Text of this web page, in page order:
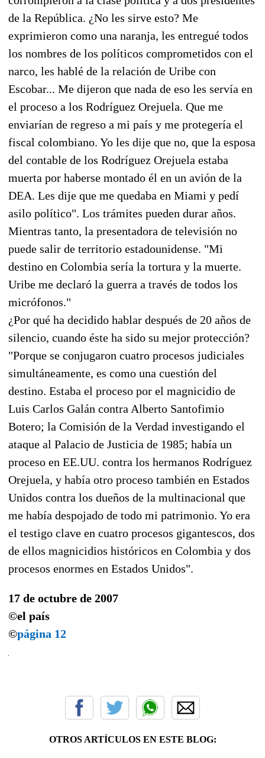
de la República. ¿No les sirve esto? Me
exprimieron como una naranja, les entregué todos
los nombres de los políticos comprometidos con el
narco, les hablé de la relación de Uribe con
Escobar... Me dijeron que nada de eso les servía en
el proceso a los Rodríguez Orejuela. Que me
enviarían de regreso a mi país y me protegería el
fiscal colombiano. Yo les dije que no, que la esposa
del contable de los Rodríguez Orejuela estaba
muerta por haberse montado él en un avión de la
DEA. Les dije que me quedaba en Miami y pedí
asilo político". Los trámites pueden durar años.
Mientras tanto, la presentadora de televisión no
puede salir de territorio estadounidense. "Mi
destino en Colombia sería la tortura y la muerte.
Uribe me declaró la guerra a través de todos los
micrófonos."
¿Por qué ha decidido hablar después de 20 años de
silencio, cuando éste ha sido su mejor protección?
"Porque se conjugaron cuatro procesos judiciales
simultáneamente, es como una cuestión del
destino. Estaba el proceso por el magnicidio de
Luis Carlos Galán contra Alberto Santofimio
Botero; la Comisión de la Verdad investigando el
ataque al Palacio de Justicia de 1985; había un
proceso en EE.UU. contra los hermanos Rodríguez
Orejuela, y había otro proceso también en Estados
Unidos contra los dueños de la multinacional que
me había despojado de todo mi patrimonio. Yo era
el testigo clave en cuatro procesos gigantescos, dos
de ellos magnicidios históricos en Colombia y dos
procesos enormes en Estados Unidos".
17 de octubre de 2007
©el país
©página 12
OTROS ARTÍCULOS EN ESTE BLOG: